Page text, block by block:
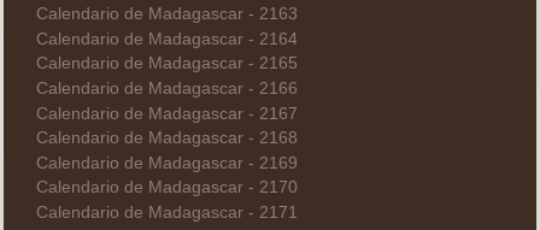
Calendario de Madagascar - 2163
Calendario de Madagascar - 2164
Calendario de Madagascar - 2165
Calendario de Madagascar - 2166
Calendario de Madagascar - 2167
Calendario de Madagascar - 2168
Calendario de Madagascar - 2169
Calendario de Madagascar - 2170
Calendario de Madagascar - 2171